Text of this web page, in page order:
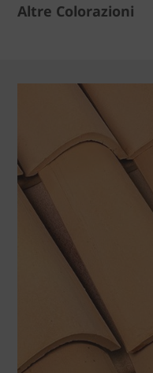
Altre Colorazioni